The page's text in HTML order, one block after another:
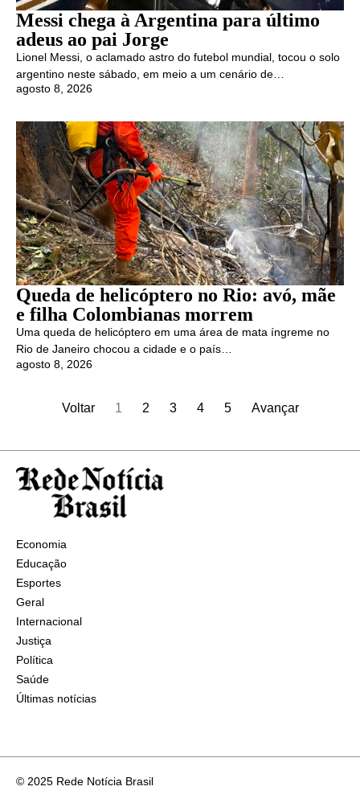
Messi chega à Argentina para último
adeus ao pai Jorge
Lionel Messi, o aclamado astro do futebol mundial, tocou o solo
argentino neste sábado, em meio a um cenário de…
agosto 8, 2026
Queda de helicóptero no Rio: avó, mãe
e filha Colombianas morrem
Uma queda de helicóptero em uma área de mata íngreme no
Rio de Janeiro chocou a cidade e o país…
agosto 8, 2026
Voltar 1 2 3 4 5 Avançar
Economia
Educação
Esportes
Geral
Internacional
Justiça
Política
Saúde
Últimas notícias
© 2025 Rede Notícia Brasil